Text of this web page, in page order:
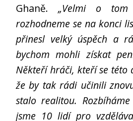
Ghaně. „Velmi o tom
rozhodneme se na konci
přinesl velký úspěch a
bychom mohli získat
Někteří hráči, kteří se této
že by tak rádi učinili
stalo realitou.
jsme 10 lidí pro